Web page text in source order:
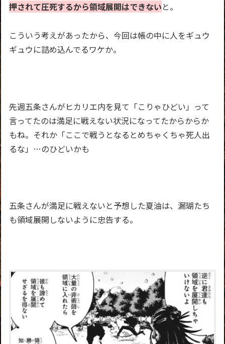
押されて圧死するから領域展開はできないと。
こういう考えがあったから、今回は帳の中に人をギュウ
ギュウに詰め込んでるワケか。
先週五条さんがヒカリエ内を見て「こりゃひどい」って
言ってたのは満足に戦えない状況になってたからからか
もね。それか「ここで戦うとなるとめちゃくちゃ死人出
るな」…のひどいかも
五条さんが満足に戦えないと予想した夏油は、漏瑚たち
も領域展開しないように忠告する。